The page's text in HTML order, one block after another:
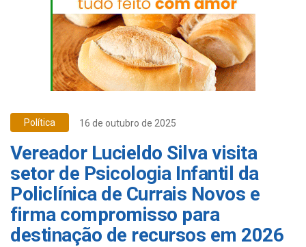
Política 16 de outubro de 2025
Vereador Lucieldo Silva visita
setor de Psicologia Infantil da
Policlínica de Currais Novos e
firma compromisso para
destinação de recursos em 2026